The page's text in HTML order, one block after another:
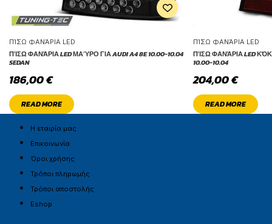
ΠΊΣΩ ΦΑΝΆΡΙΑ LED
ΠΊΣΩ ΦΑΝΆΡΙΑ LED ΜΑΎΡΟ ΓΙΑ AUDI A4 8E 10.00-10.04
SEDAN
186,00€
READ MORE
ΠΊΣΩ ΦΑΝΆΡΙΑ LED
ΠΊΣΩ ΦΑΝΆΡΙΑ LED
10.00-10.04
204,00€
READ MORE
Η εταιρία μας
Επικοινωνία
Όροι χρήσης
Τρόποι πληρωμής
Τρόποι αποστολής
Eshop